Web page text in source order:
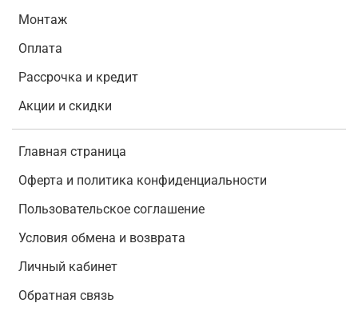
Монтаж
Оплата
Рассрочка и кредит
Акции и скидки
Главная страница
Оферта и политика конфиденциальности
Пользовательское соглашение
Условия обмена и возврата
Личный кабинет
Обратная связь